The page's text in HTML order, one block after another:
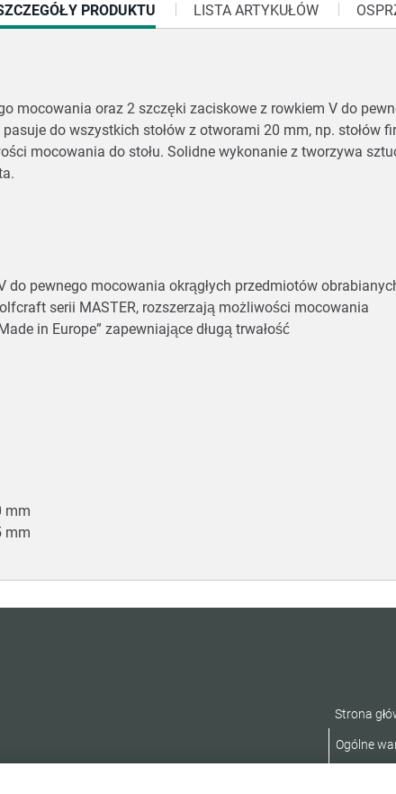
PRODUKTU LISTA ARTYKUŁÓW
mocowania oraz 2 szczęki zaciskowe z rowkiem V do
do wszystkich stołów z otworami 20 mm, np. stołów
mocowania do stołu. Solidne wykonanie z tworzywa
do pewnego mocowania okrągłych przedmiotów
serii MASTER, rozszerzają możliwości mocowania
in Europe” zapewniające długą trwałość
mm
mm
Strona
Ogólne